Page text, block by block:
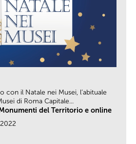
con il Natale nei Musei, l’abituale
di Roma Capitale...
del Territorio e online